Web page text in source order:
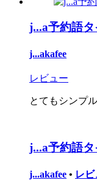
j...a予約語
j...akafee
レビュー
とてもシンプ
j...a予約語
j...akafee • レ